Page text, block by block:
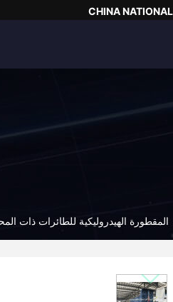
CHINA
المقطورة الهيدروليكية للطائرات ذات